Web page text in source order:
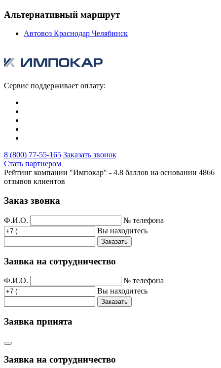
Альтернативный маршрут
Автовоз Краснодар Челябинск
Сервис поддерживает оплату:
8 (800) 77-55-165 Заказать звонок
Стать партнером
Рейтинг компании "Импокар" - 4.8 баллов на основании 4866
отзывов клиентов
Заказ звонка
Ф.И.О.
№ телефона
Вы находитесь
Заказать
Заявка на сотрудничество
Ф.И.О.
№ телефона
Вы находитесь
Заказать
Заявка принята
Заявка на сотрудничество